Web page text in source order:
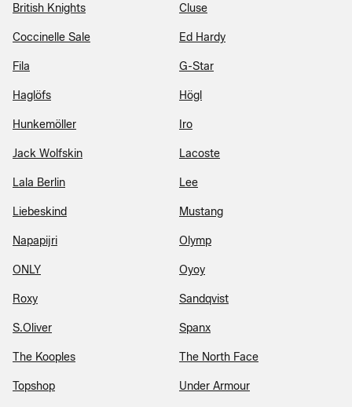
British Knights Cluse
Coccinelle Sale Ed Hardy
Fila G-Star
Haglöfs Högl
Hunkemöller Iro
Jack Wolfskin Lacoste
Lala Berlin Lee
Liebeskind Mustang
Napapijri Olymp
ONLY Oyoy
Roxy Sandqvist
S.Oliver Spanx
The Kooples The North Face
Topshop Under Armour